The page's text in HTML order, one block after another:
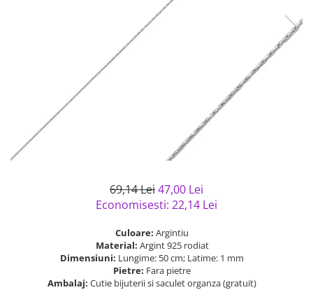
Bijuterii argint placat cu aur
Bijuterii argint cu diverse
Bijuterii argint cu murano
Bijuterii fantezie
Casete si cutii de bijuterii
Bijuterii tungsten
Accesorii Piele
Solutii si lavete de curatare
69,14 Lei47,00 Lei
Economisesti: 22,14 Lei
Culoare: Argintiu
Material: Argint 925 rodiat
Dimensiuni: Lungime: 50 cm; Latime: 1 mm
Pietre: Fara pietre
Ambalaj: Cutie bijuterii si saculet organza (gratuit)